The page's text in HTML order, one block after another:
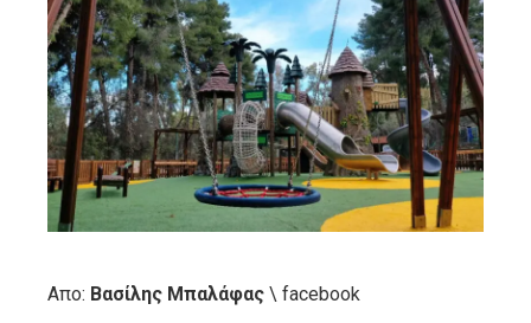
Απο: Βασίλης Μπαλάφας \ facebook